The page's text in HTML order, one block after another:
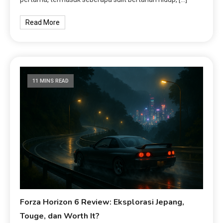
Read More
11 MINS READ
Forza Horizon 6 Review: Eksplorasi Jepang,
Touge, dan Worth It?